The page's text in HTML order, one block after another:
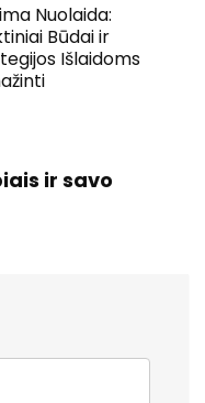
Nuolaida:
Būdai ir
Išlaidoms
ir savo